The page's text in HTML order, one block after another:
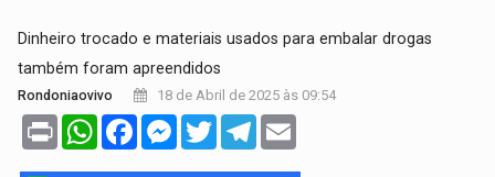
Dinheiro trocado e materiais usados para embalar drogas
também foram apreendidos
Rondoniaovivo 18 de Abril de 2025 às 09:54
Print WhatsAppFacebookMessenger
TwitterTelegram